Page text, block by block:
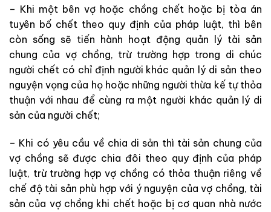
– Khi một bên vợ hoặc chồng chết hoặc bị tòa án
tuyên bố chết theo quy định của pháp luật, thì bên
còn sống sẽ tiến hành hoạt động quản lý tài sản
chung của vợ chồng, trừ trường hợp trong di chúc
người chết có chỉ định người khác quản lý di sản theo
nguyện vọng của họ hoặc những người thừa kế tự thỏa
thuận với nhau để cùng ra một người khác quản lý di
sản của người chết;
– Khi có yêu cầu về chia di sản thì tài sản chung của
vợ chồng sẽ được chia đôi theo quy định của pháp
luật, trừ trường hợp vợ chồng có thỏa thuận riêng về
chế độ tài sản phù hợp với ý nguyện của vợ chồng, tài
sản của vợ chồng khi chết hoặc bị cơ quan nhà nước